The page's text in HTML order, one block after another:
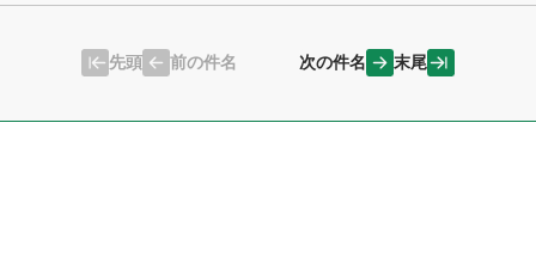
先頭 前の件名 次の件名 末尾